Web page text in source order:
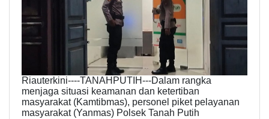
Riauterkini----TANAHPUTIH---Dalam rangka
menjaga situasi keamanan dan ketertiban
masyarakat (Kamtibmas), personel piket pelayanan
masyarakat (Yanmas) Polsek Tanah Putih